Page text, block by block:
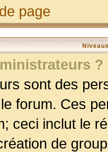
page
?
sont des
forum. Ces
ceci inclut le
de